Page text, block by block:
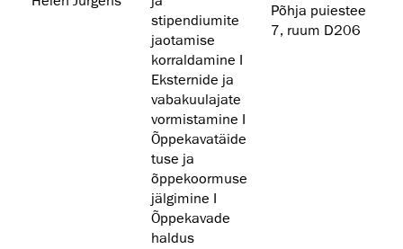
stipendiumite
jaotamise
korraldamine I
Eksternide ja
vabakuulajate
vormistamine I
Õppekavatäide
tuse ja
õppekoormuse
jälgimine I
Õppekavade
haldus
Põhja puiestee
7, ruum D206